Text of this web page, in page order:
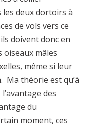
deux dortoirs à
de vols vers ce
doivent donc en
mâles
même si leur
Ma théorie est qu’à
des
du
moment, ces